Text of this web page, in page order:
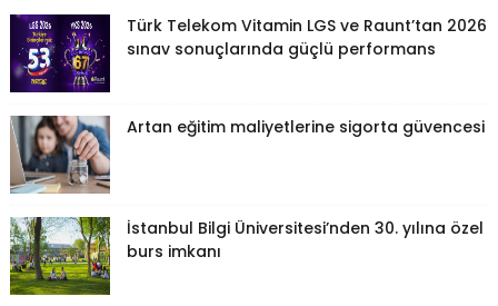
Türk Telekom Vitamin LGS ve Raunt’tan 2026
sınav sonuçlarında güçlü performans
Artan eğitim maliyetlerine sigorta güvencesi
İstanbul Bilgi Üniversitesi’nden 30. yılına özel
burs imkanı